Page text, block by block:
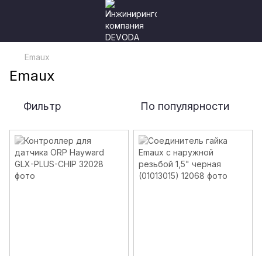
Emaux
Emaux
Фильтр По популярности